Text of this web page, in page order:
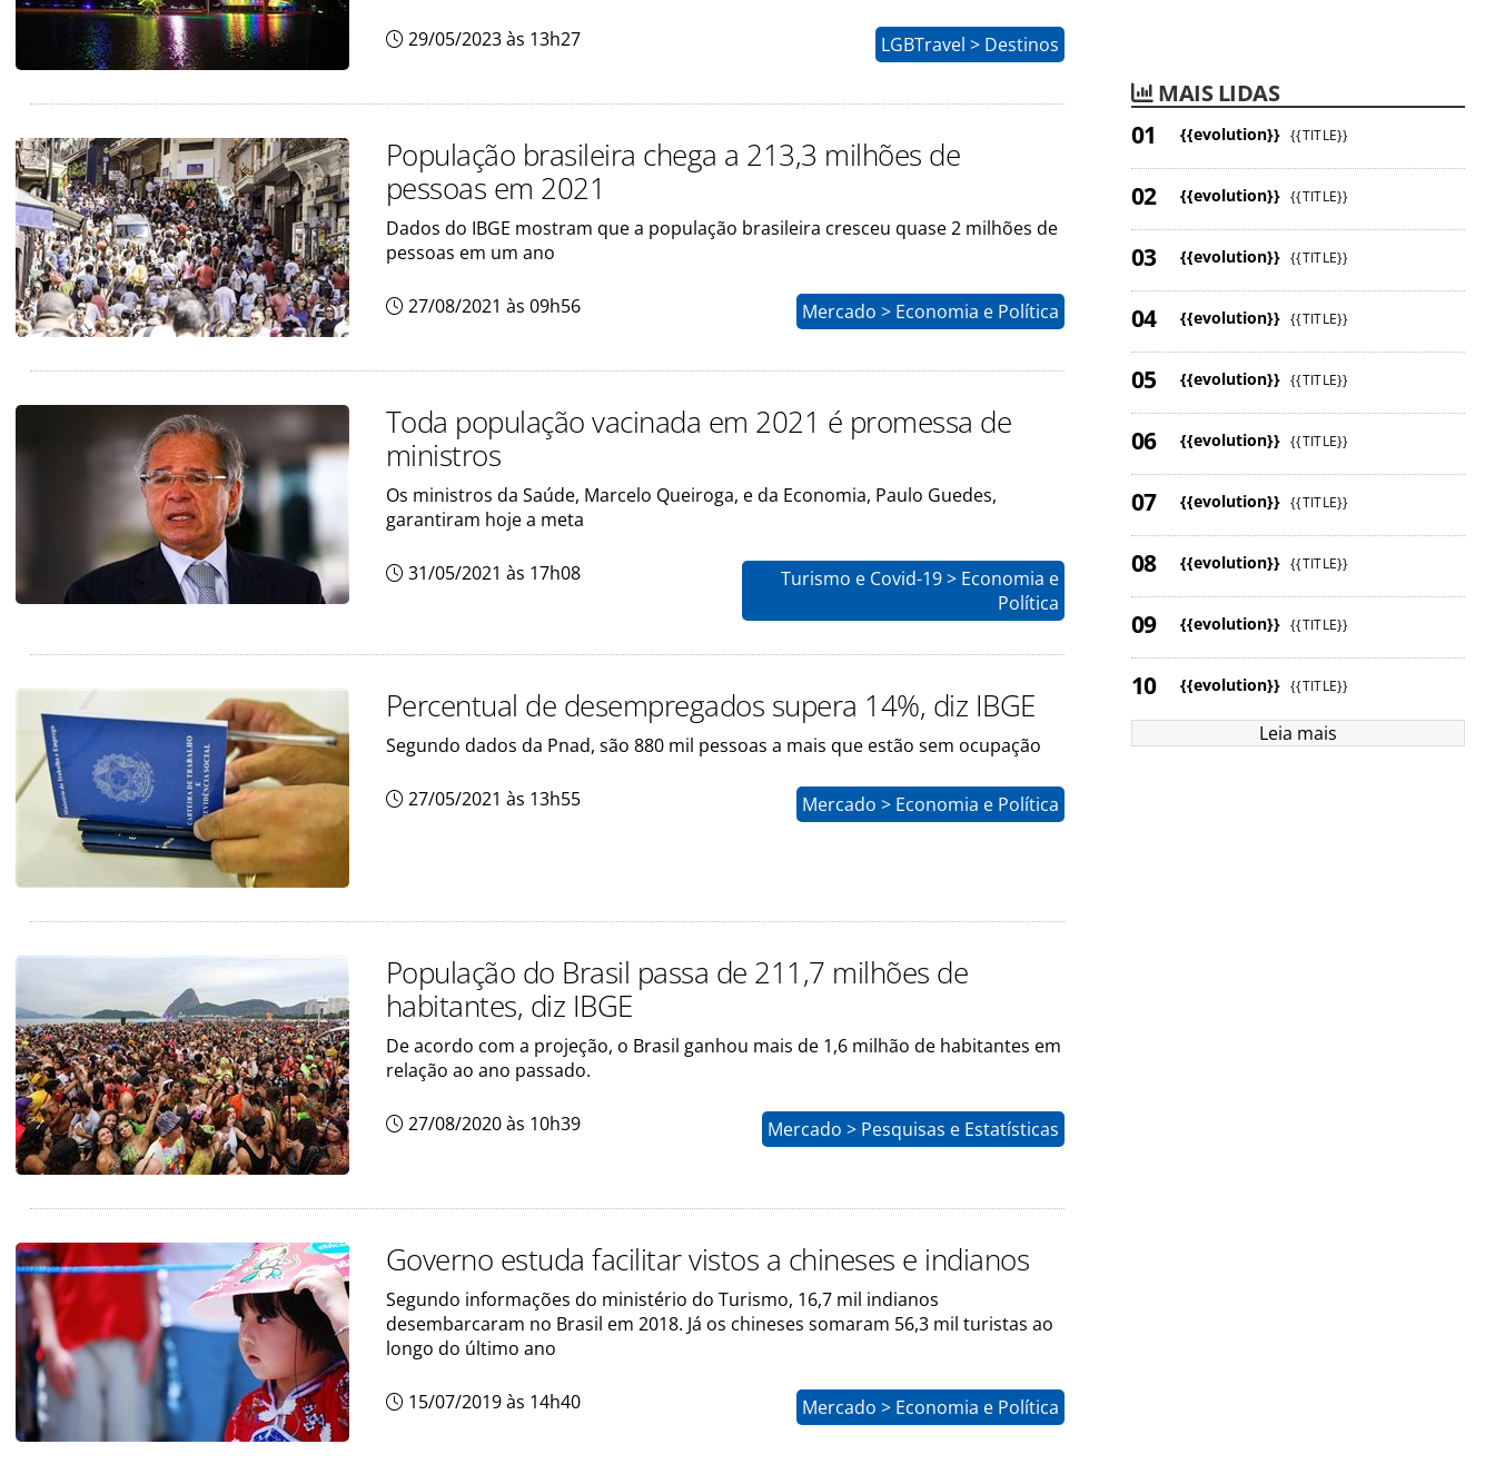
29/05/2023 às 13h27 LGBTravel > Destinos
População brasileira chega a 213,3 milhões de
pessoas em 2021
Dados do IBGE mostram que a população brasileira cresceu quase 2 milhões de
pessoas em um ano
27/08/2021 às 09h56 Mercado > Economia e Política
Toda população vacinada em 2021 é promessa de
ministros
Os ministros da Saúde, Marcelo Queiroga, e da Economia, Paulo Guedes,
garantiram hoje a meta
31/05/2021 às 17h08
Turismo e Covid-19 > Economia e
Política
Percentual de desempregados supera 14%, diz IBGE
Segundo dados da Pnad, são 880 mil pessoas a mais que estão sem ocupação
27/05/2021 às 13h55 Mercado > Economia e Política
População do Brasil passa de 211,7 milhões de
habitantes, diz IBGE
De acordo com a projeção, o Brasil ganhou mais de 1,6 milhão de habitantes em
relação ao ano passado.
27/08/2020 às 10h39 Mercado > Pesquisas e Estatísticas
Governo estuda facilitar vistos a chineses e indianos
Segundo informações do ministério do Turismo, 16,7 mil indianos
desembarcaram no Brasil em 2018. Já os chineses somaram 56,3 mil turistas ao
longo do último ano
15/07/2019 às 14h40 Mercado > Economia e Política
MAIS LIDAS
{{evolution}} {{TITLE}}
{{evolution}} {{TITLE}}
{{evolution}} {{TITLE}}
{{evolution}} {{TITLE}}
{{evolution}} {{TITLE}}
{{evolution}} {{TITLE}}
{{evolution}} {{TITLE}}
{{evolution}} {{TITLE}}
{{evolution}} {{TITLE}}
{{evolution}} {{TITLE}}
Leia mais